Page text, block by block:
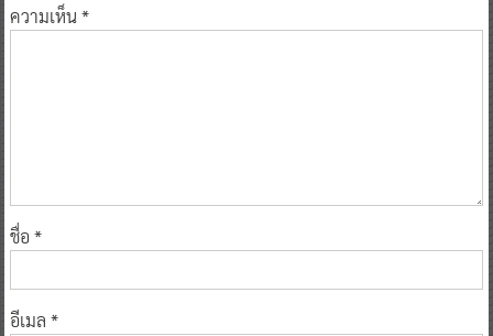
ความเห็น*
ชื่อ *
อีเมล *